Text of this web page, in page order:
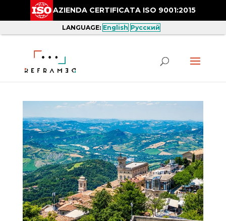
AZIENDA CERTIFICATA ISO 9001:2015
LANGUAGE: English Русский